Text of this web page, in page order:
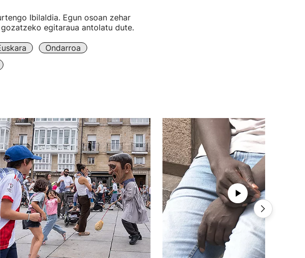
Ibilaldia. Egun osoan zehar
egitaraua antolatu dute.
Ondarroa